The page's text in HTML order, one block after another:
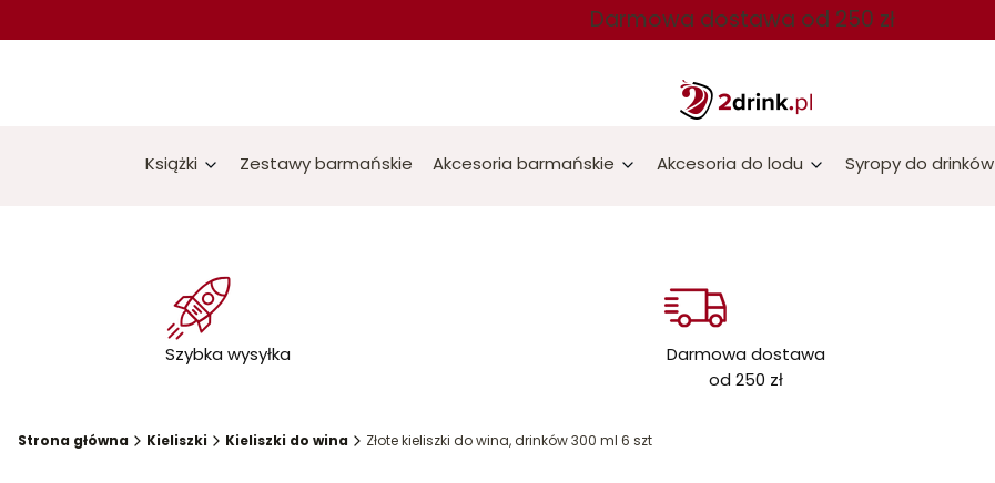
Darmowa dostawa od 250 zł
Książki Zestawy barmańskie Akcesoria barmańskie Akcesoria do lodu Syropy do drinków
Szybka wysyłka
Darmowa dostawa
od 250 zł
Strona główna Kieliszki Kieliszki do wina Złote kieliszki do wina, drinków 300 ml 6 szt